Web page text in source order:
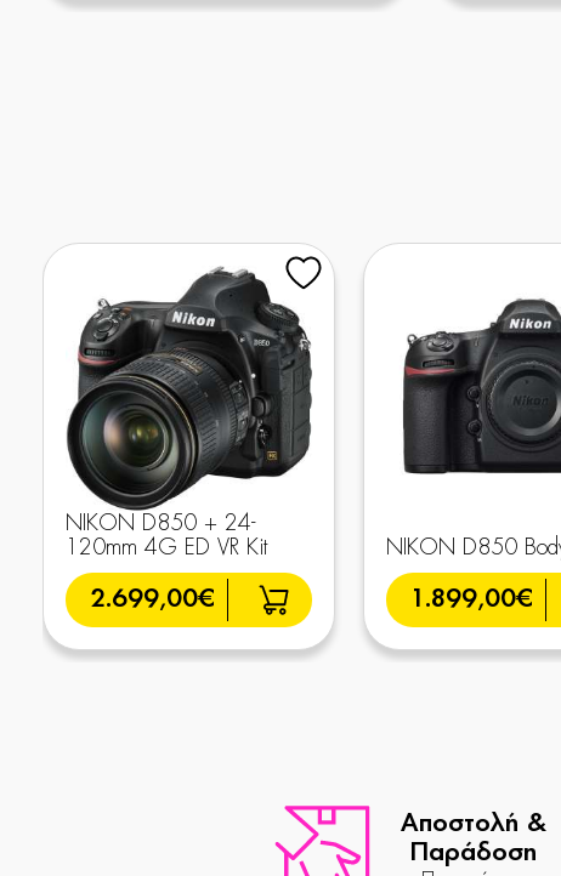
NIKON D850 + 24-
120mm 4G ED VR Kit
2.699,00€
NIKON D850
1.899,00€
Αποστολή &
Παράδοση